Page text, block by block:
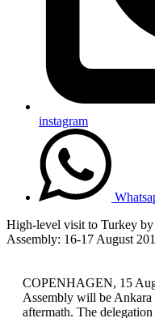
instagram
High-level visit to Turkey
Assembly: 16-17 August
COPENHAGEN, 15
Assembly will be Ankara
aftermath. The